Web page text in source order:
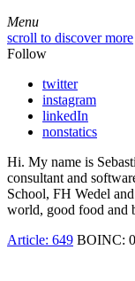
Menu
Menu
scroll to discover more
Follow
twitter
instagram
linkedIn
nonstatics
Hi. My name is
consultant and
School, FH Wedel
world, good food and
Article: 649 BOINC: